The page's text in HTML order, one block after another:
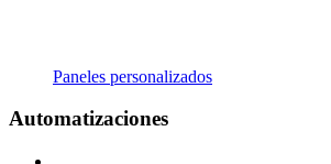
Paneles personalizados
Automatizaciones